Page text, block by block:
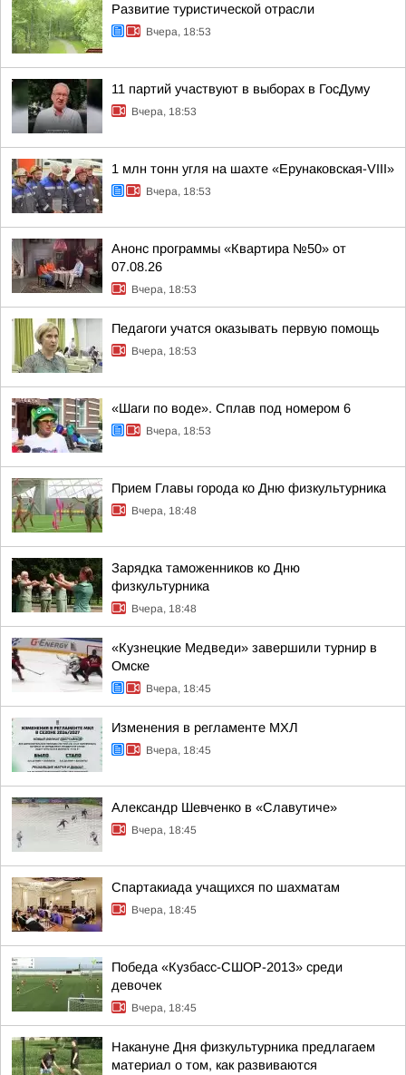
Развитие туристической отрасли
Вчера, 18:53
11 партий участвуют в выборах в ГосДуму
Вчера, 18:53
1 млн тонн угля на шахте «Ерунаковская-VIII»
Вчера, 18:53
Анонс программы «Квартира №50» от
07.08.26
Вчера, 18:53
Педагоги учатся оказывать первую помощь
Вчера, 18:53
«Шаги по воде». Сплав под номером 6
Вчера, 18:53
Прием Главы города ко Дню физкультурника
Вчера, 18:48
Зарядка таможенников ко Дню
физкультурника
Вчера, 18:48
«Кузнецкие Медведи» завершили турнир в
Омске
Вчера, 18:45
Изменения в регламенте МХЛ
Вчера, 18:45
Александр Шевченко в «Славутиче»
Вчера, 18:45
Спартакиада учащихся по шахматам
Вчера, 18:45
Победа «Кузбасс-СШОР-2013» среди
девочек
Вчера, 18:45
Накануне Дня физкультурника предлагаем
материал о том, как развиваются